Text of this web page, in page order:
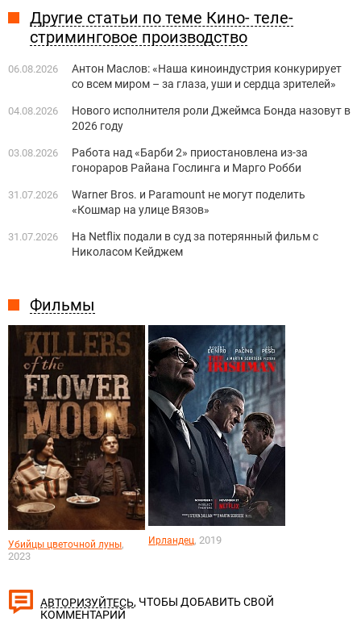
Фильмы
Убийцы цветочной луны,
2023
Ирландец, 2019
Другие статьи по теме Кино- теле-
стриминговое производство
06.08.2026
Антон Маслов: «Наша киноиндустрия конкурирует
со всем миром – за глаза, уши и сердца зрителей»
04.08.2026
Нового исполнителя роли Джеймса Бонда назовут в
2026 году
03.08.2026
Работа над «Барби 2» приостановлена из-за
гонораров Райана Гослинга и Марго Робби
31.07.2026
Warner Bros. и Paramount не могут поделить
«Кошмар на улице Вязов»
31.07.2026
На Netflix подали в суд за потерянный фильм с
Николасом Кейджем
АВТОРИЗУЙТЕСЬ, ЧТОБЫ ДОБАВИТЬ СВОЙ
КОММЕНТАРИЙ